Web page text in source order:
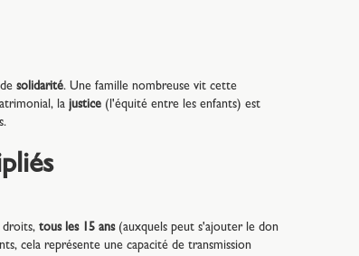
solidarité. Une famille nombreuse vit cette
la justice(l'équité entre les enfants) est
droits, tous les 15 ans(auxquels peut s'ajouter le don
cela représente une capacité de transmission